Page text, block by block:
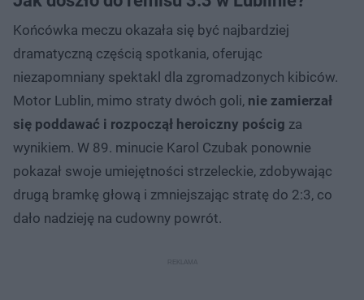
Końcówka meczu okazała się być najbardziej
dramatyczną częścią spotkania, oferując
niezapomniany spektakl dla zgromadzonych kibiców.
Motor Lublin, mimo straty dwóch goli, nie zamierzał
się poddawać i rozpoczął heroiczny pościg za
wynikiem. W 89. minucie Karol Czubak ponownie
pokazał swoje umiejętności strzeleckie, zdobywając
drugą bramkę głową i zmniejszając stratę do 2:3, co
dało nadzieję na cudowny powrót.